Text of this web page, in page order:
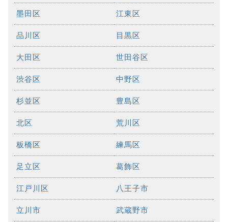
墨田区 江東区
品川区 目黒区
大田区 世田谷区
渋谷区 中野区
杉並区 豊島区
北区 荒川区
板橋区 練馬区
足立区 葛飾区
江戸川区 八王子市
立川市 武蔵野市